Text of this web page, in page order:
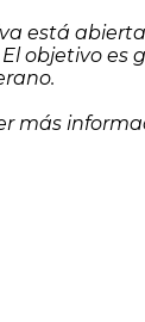
está
objetivo es
más